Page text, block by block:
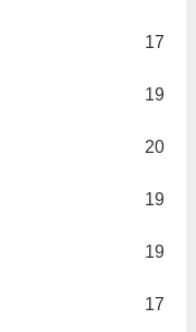
17
19
20
19
19
17